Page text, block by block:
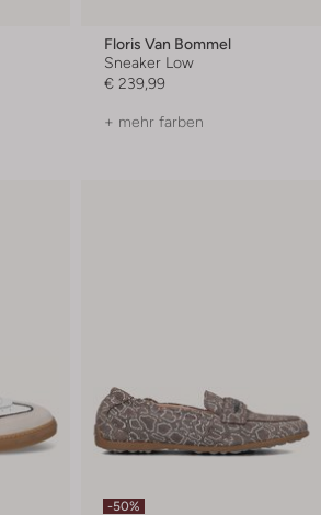
Floris Van Bommel
Sneaker Low
€ 239,99
+ mehr farben
-50%